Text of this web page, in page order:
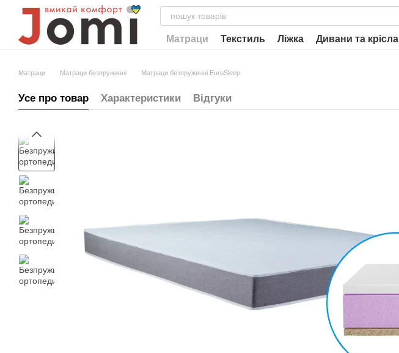
Перейти до основного контенту
Матраци Текстиль Ліжка Дивани та крісла
Матраци Матраци безпружинні Матраци безпружинні EuroSleep
Усе про товар Характеристики Відгуки